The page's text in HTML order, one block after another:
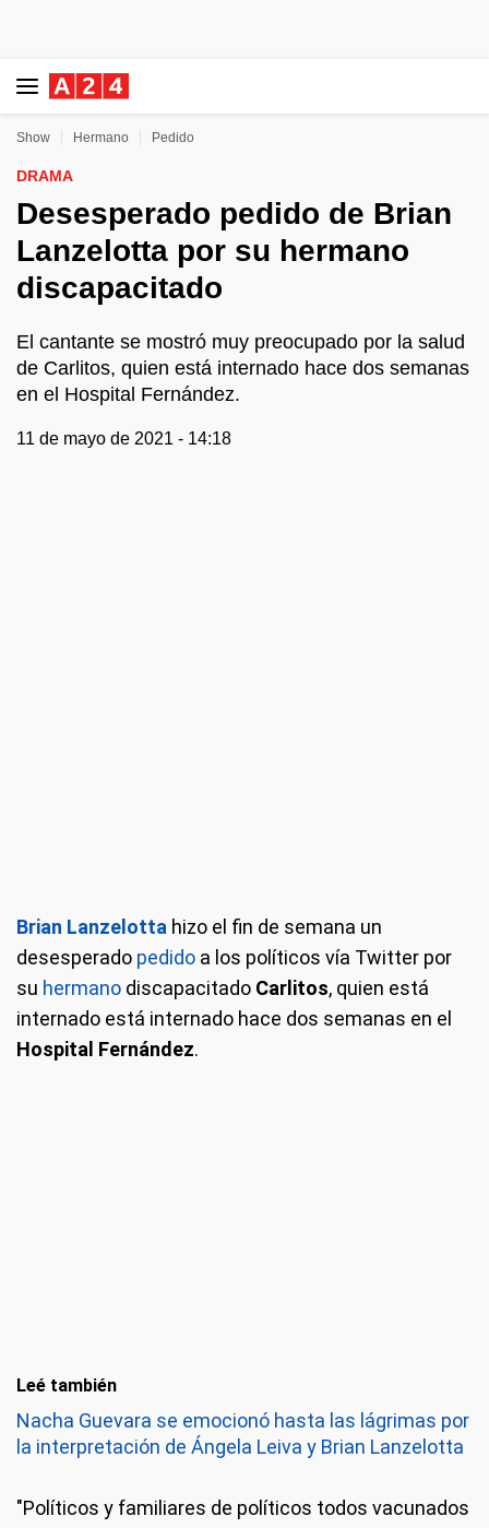
Show Hermano Pedido
DRAMA
Desesperado pedido de Brian
Lanzelotta por su hermano
discapacitado
El cantante se mostró muy preocupado por la salud
de Carlitos, quien está internado hace dos semanas
en el Hospital Fernández.
11 de mayo de 2021 - 14:18
Brian Lanzelotta hizo el fin de semana un
desesperado pedido a los políticos vía Twitter por
su hermano discapacitado Carlitos, quien está
internado está internado hace dos semanas en el
Hospital Fernández.
Leé también
Nacha Guevara se emocionó hasta las lágrimas por
la interpretación de Ángela Leiva y Brian Lanzelotta
"Políticos y familiares de políticos todos vacunados